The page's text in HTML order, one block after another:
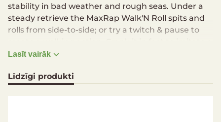
stability in bad weather and rough seas. Under a
steady retrieve the MaxRap Walk'N Roll spits and
rolls from side-to-side; or try a twitch & pause to
fleeing baitfish; or when at rest with your rod tip
motion. Fitted with VMC 7554 2X-Strong Ti coated
Lasīt vairāk
Līdzīgi produkti